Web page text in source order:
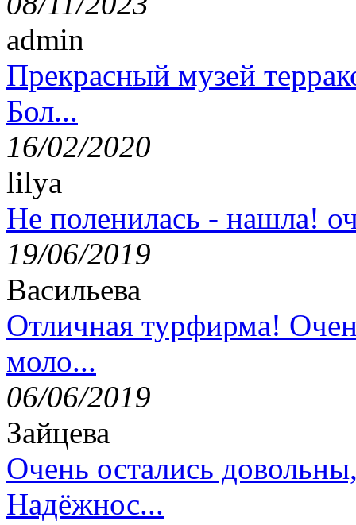
admin
Прекрасный музей
Бол...
16/02/2020
lilya
Не поленилась - нашла!
19/06/2019
Васильева
Отличная турфирма!
моло...
06/06/2019
Зайцева
Очень остались
Надёжнос...